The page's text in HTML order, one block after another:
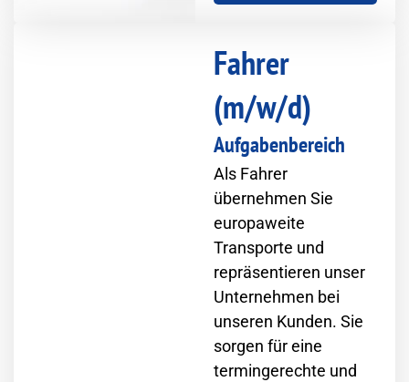
Fahrer
(m/w/d)
Aufgabenbereich
Als Fahrer
übernehmen Sie
europaweite
Transporte und
repräsentieren unser
Unternehmen bei
unseren Kunden. Sie
sorgen für eine
termingerechte und